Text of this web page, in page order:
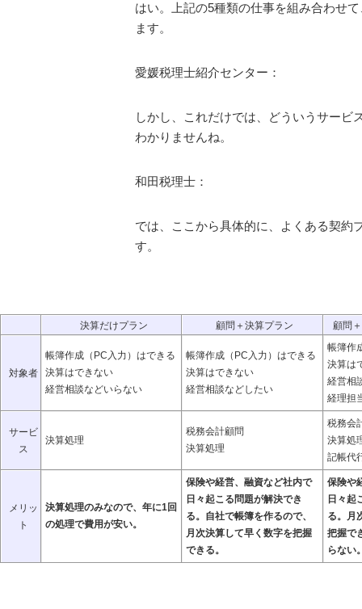
はい。上記の5種類の仕事を組み合わせ
ます。
愛媛税理士紹介センター：
しかし、これだけでは、どういうサービ
わかりませんね。
和田税理士：
では、ここから具体的に、よくある契約
す。
決算だけプラン 顧問＋決算プラン 顧問
対象者
帳簿作成（PC入力）はできる
決算はできない
経営相談などいらない
帳簿作成（PC入力）はできる
決算はできない
経営相談などしたい
帳簿作
決算は
経営相
経理担
サービ
ス
決算処理
税務会計顧問
決算処理
税務会
決算処
記帳代
メリッ
ト
決算処理のみなので、年に1回
の処理で費用が安い。
保険や経営、融資など社内で
日々起こる問題が解決でき
る。自社で帳簿を作るので、
月次決算して早く数字を把握
できる。
保険や
日々起
る。月
把握で
らない